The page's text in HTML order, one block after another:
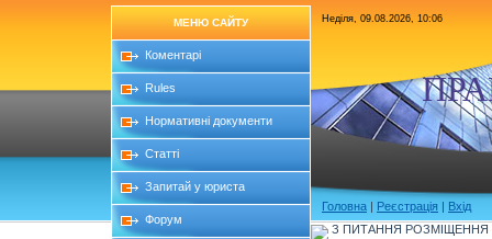
МЕНЮ САЙТУ
Коментарі
Rules
Нормативні документи
Статті
Запитай у юриста
Форум
Неділя, 09.08.2026, 10:06
Головна | Реєстрація | Вхід
З ПИТАННЯ РОЗМІЩЕННЯ